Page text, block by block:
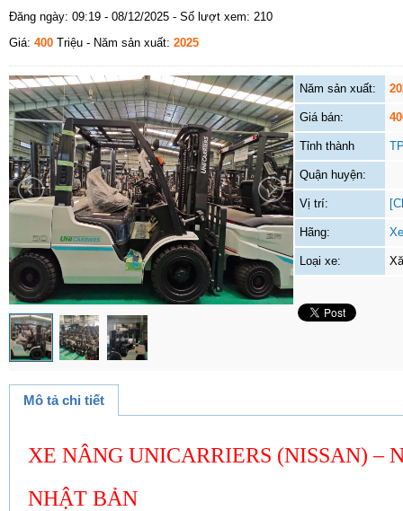
Đăng ngày: 09:19 - 08/12/2025 - Số lượt xem: 210
Giá: 400 Triệu - Năm sản xuất: 2025
Năm sản xuất:
Giá bán:
Tỉnh thành
Quận huyện:
Vị trí:
Hãng:
Loại xe:
Mô tả chi tiết
XE NÂNG UNICARRIERS (NISSAN) –
NHẬT BẢN